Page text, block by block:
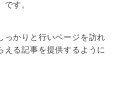
です。
っかりと行いページを訪れ
える記事を提供するように